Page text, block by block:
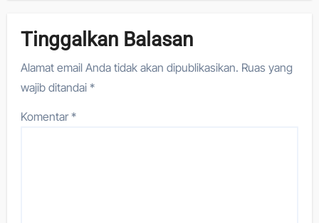
Tinggalkan Balasan
Alamat email Anda tidak akan dipublikasikan. Ruas yang
wajib ditandai*
Komentar*